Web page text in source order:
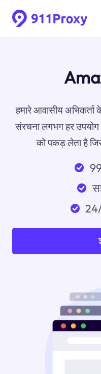
हमारे आवासीय
संरचना लगभग हर
को पकड़ लेता है